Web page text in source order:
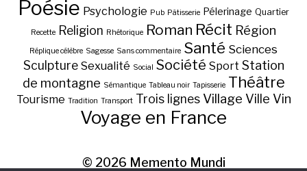
Poésie Psychologie Pub Pâtisserie Pélerinage Quartier
Recette Religion Rhétorique Roman Récit Région
Réplique célèbre Sagesse Sans commentaire Santé Sciences
Sculpture Sexualité Social Société Sport Station
de montagne Sémantique Tableau noir Tapisserie Théâtre
Tourisme Tradition Transport Trois lignes Village Ville Vin
Voyage en France
© 2026 Memento Mundi